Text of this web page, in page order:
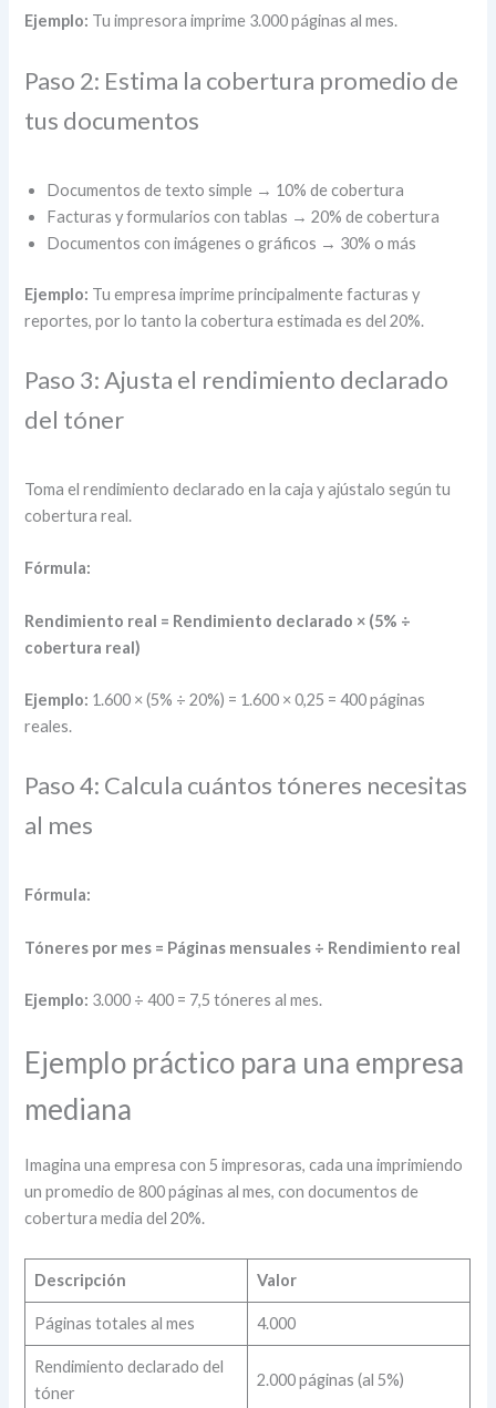
Ejemplo: Tu impresora imprime 3.000 páginas al mes.
Paso 2: Estima la cobertura promedio de
tus documentos
Documentos de texto simple → 10% de cobertura
Facturas y formularios con tablas → 20% de cobertura
Documentos con imágenes o gráficos → 30% o más
Ejemplo: Tu empresa imprime principalmente facturas y
reportes, por lo tanto la cobertura estimada es del 20%.
Paso 3: Ajusta el rendimiento declarado
del tóner
Toma el rendimiento declarado en la caja y ajústalo según tu
cobertura real.
Fórmula:
Rendimiento real = Rendimiento declarado × (5% ÷
cobertura real)
Ejemplo: 1.600 × (5% ÷ 20%) = 1.600 × 0,25 = 400 páginas
reales.
Paso 4: Calcula cuántos tóneres necesitas
al mes
Fórmula:
Tóneres por mes = Páginas mensuales ÷ Rendimiento real
Ejemplo: 3.000 ÷ 400 = 7,5 tóneres al mes.
Ejemplo práctico para una empresa
mediana
Imagina una empresa con 5 impresoras, cada una imprimiendo
un promedio de 800 páginas al mes, con documentos de
cobertura media del 20%.
Descripción Valor
Páginas totales al mes 4.000
Rendimiento declarado del
tóner
2.000 páginas (al 5%)